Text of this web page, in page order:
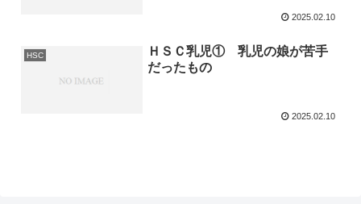
2025.02.10
HSC
ＨＳＣ乳児① 乳児の娘が苦手
だったもの
2025.02.10